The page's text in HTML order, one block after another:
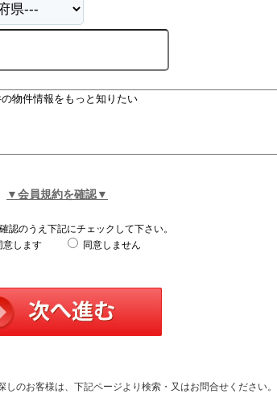
▼会員規約を確認▼
認のうえ下記にチェックして下さい。
意します
同意しません
しのお客様は、下記ページより検索・又はお問合せください。